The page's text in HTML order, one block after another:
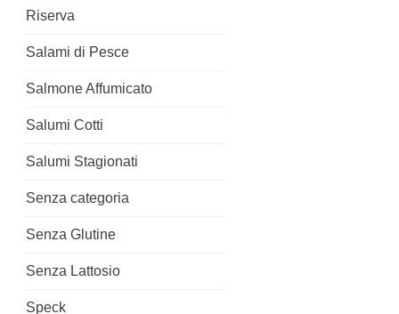
Riserva
Salami di Pesce
Salmone Affumicato
Salumi Cotti
Salumi Stagionati
Senza categoria
Senza Glutine
Senza Lattosio
Speck